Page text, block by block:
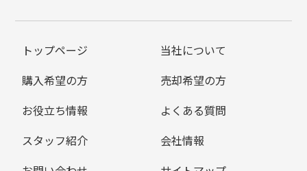
トップページ
当社について
購入希望の方
売却希望の方
お役立ち情報
よくある質問
スタッフ紹介
会社情報